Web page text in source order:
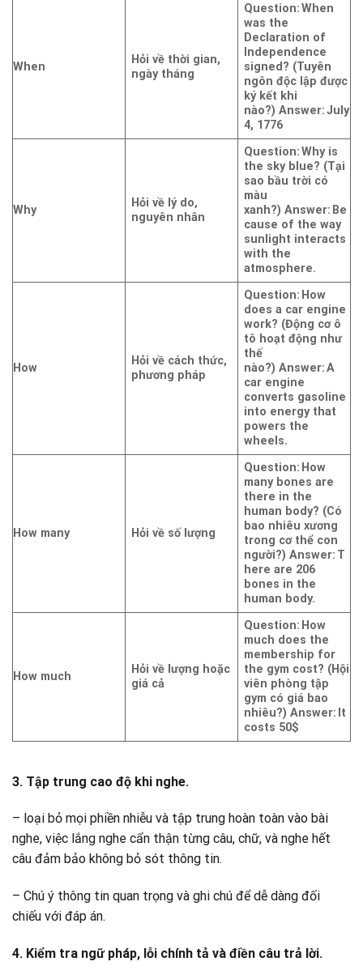
When
Hỏi về thời gian,
ngày tháng
Question: When
was the
Declaration of
Independence
signed? (Tuyên
ngôn độc lập được
ký kết khi
nào?) Answer: July
4, 1776
Why
Hỏi về lý do,
nguyên nhân
Question: Why is
the sky blue? (Tại
sao bầu trời có
màu
xanh?) Answer: Be
cause of the way
sunlight interacts
with the
atmosphere.
How
Hỏi về cách thức,
phương pháp
Question: How
does a car engine
work? (Động cơ ô
tô hoạt động như
thế
nào?) Answer: A
car engine
converts gasoline
into energy that
powers the
wheels.
How many Hỏi về số lượng
Question: How
many bones are
there in the
human body? (Có
bao nhiêu xương
trong cơ thể con
người?) Answer: T
here are 206
bones in the
human body.
How much
Hỏi về lượng hoặc
giá cả
Question: How
much does the
membership for
the gym cost? (Hội
viên phòng tập
gym có giá bao
nhiêu?) Answer: It
costs 50$
3. Tập trung cao độ khi nghe.
– loại bỏ mọi phiền nhiễu và tập trung hoàn toàn vào bài
nghe, việc lắng nghe cẩn thận từng câu, chữ, và nghe hết
câu đảm bảo không bỏ sót thông tin.
– Chú ý thông tin quan trọng và ghi chú để dễ dàng đối
chiếu với đáp án.
4. Kiểm tra ngữ pháp, lỗi chính tả và điền câu trả lời.